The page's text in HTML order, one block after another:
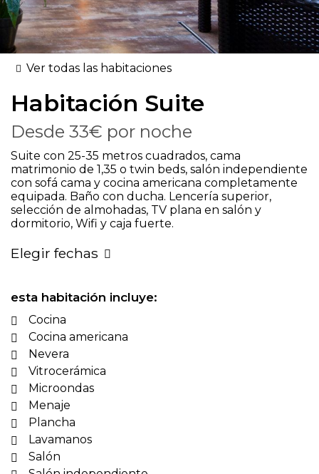
Ver todas las habitaciones
Habitación Suite
Desde 33€ por noche
Suite con 25-35 metros cuadrados, cama
matrimonio de 1,35 o twin beds, salón independiente
con sofá cama y cocina americana completamente
equipada. Baño con ducha. Lencería superior,
selección de almohadas, TV plana en salón y
dormitorio, Wifi y caja fuerte.
Elegir fechas
esta habitación incluye:
Cocina
Cocina americana
Nevera
Vitrocerámica
Microondas
Menaje
Plancha
Lavamanos
Salón